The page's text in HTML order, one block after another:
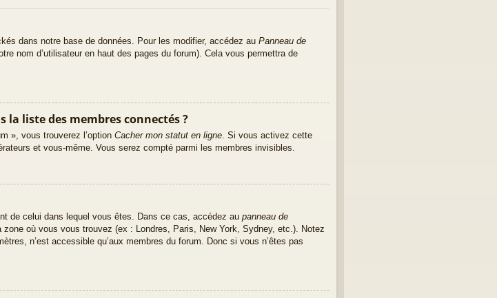
dans notre base de données. Pour les modifier, accédez au Panneau de
nom d’utilisateur en haut des pages du forum). Cela vous permettra de
la liste des membres connectés ?
», vous trouverez l’option Cacher mon statut en ligne . Si vous activez cette
et vous-même. Vous serez compté parmi les membres invisibles.
de celui dans lequel vous êtes. Dans ce cas, accédez au panneau de
où vous vous trouvez (ex : Londres, Paris, New York, Sydney, etc.). Notez
n’est accessible qu’aux membres du forum. Donc si vous n’êtes pas